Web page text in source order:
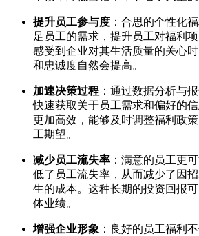
提升员工参与度 ：合思的个性化
足员工的需求，提升员工对福利
感受到企业对其生活质量的关心
和忠诚度自然会提高。
加速决策过程 ：通过数据分析与
快速获取关于员工需求和偏好的
更加高效，能够及时调整福利政
工期望。
减少员工流失率 ：满意的员工更
低了员工流失率，从而减少了因
生的成本。这种长期的投资回报
体业绩。
增强企业形象 ：良好的员工福利